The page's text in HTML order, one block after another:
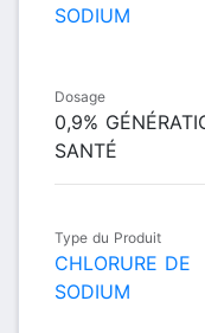
SODIUM
Dosage
0,9%
SANTÉ
Type du Produit
CHLORURE DE
SODIUM